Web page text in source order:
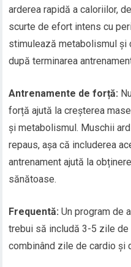
arderea rapidă a caloriilor,
scurte de efort intens cu
stimulează metabolismul și
după terminarea
Antrenamente de forță:
forță ajută la creșterea
și metabolismul. Muschii
repaus, așa că includerea
antrenament ajută la
sănătoase.
Frequentă: Un program de
trebui să includă 3-5 zile
combinând zile de cardio și